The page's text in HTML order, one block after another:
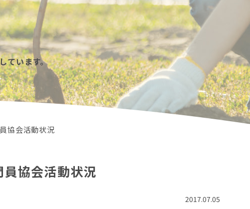
ています。
協会活動状況
協会活動状況
2017.07.05